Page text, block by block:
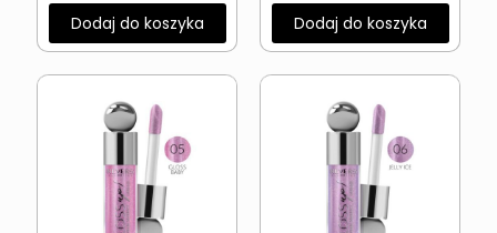
Dodaj do koszyka Dodaj do koszyka